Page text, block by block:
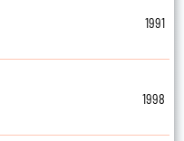
1991
1998